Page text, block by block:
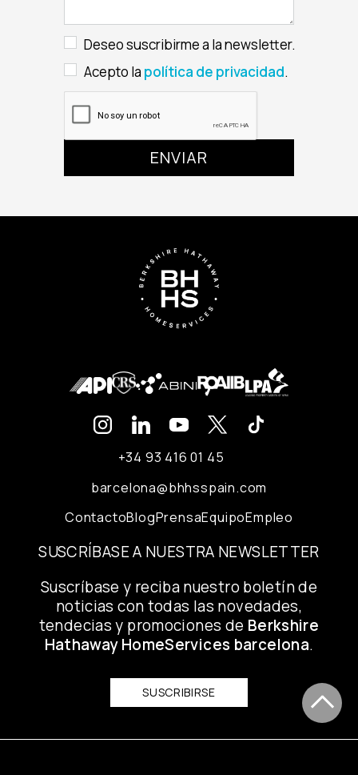
Deseo suscribirme a la newsletter.
Acepto la política de privacidad.
+34 93 416 01 45
barcelona@bhhsspain.com
ContactoBlogPrensaEquipoEmpleo
SUSCRÍBASE A NUESTRA NEWSLETTER
Suscríbase y reciba nuestro boletín de
noticias con todas las novedades,
tendecias y promociones de Berkshire
Hathaway HomeServices barcelona.
SUSCRIBIRSE